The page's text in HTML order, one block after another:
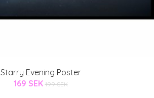
Starry Evening Poster
169 SEK 199 SEK